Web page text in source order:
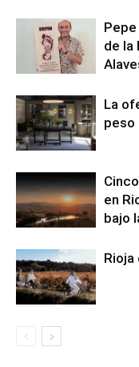
de la
La
peso
en
bajo
Rioja